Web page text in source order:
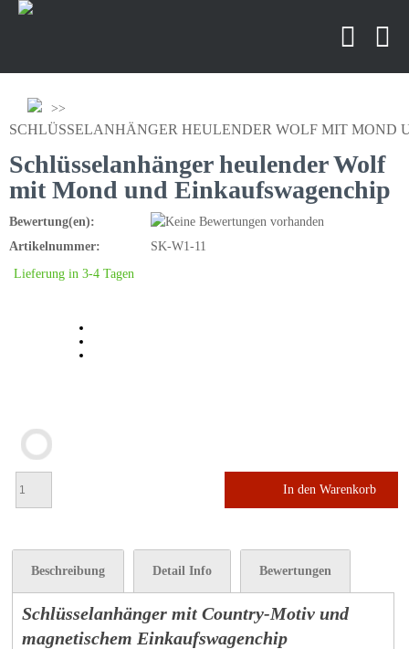
SCHLÜSSELANHÄNGER HEULENDER WOLF MIT MOND
Schlüsselanhänger heulender Wolf
mit Mond und Einkaufswagenchip
Bewertung(en):
Artikelnummer:
SK-W1-11
Lieferung in 3-4 Tagen
In den Warenkorb
Beschreibung Detail Info Bewertungen
Schlüsselanhänger mit Country-Motiv und
magnetischem Einkaufswagenchip